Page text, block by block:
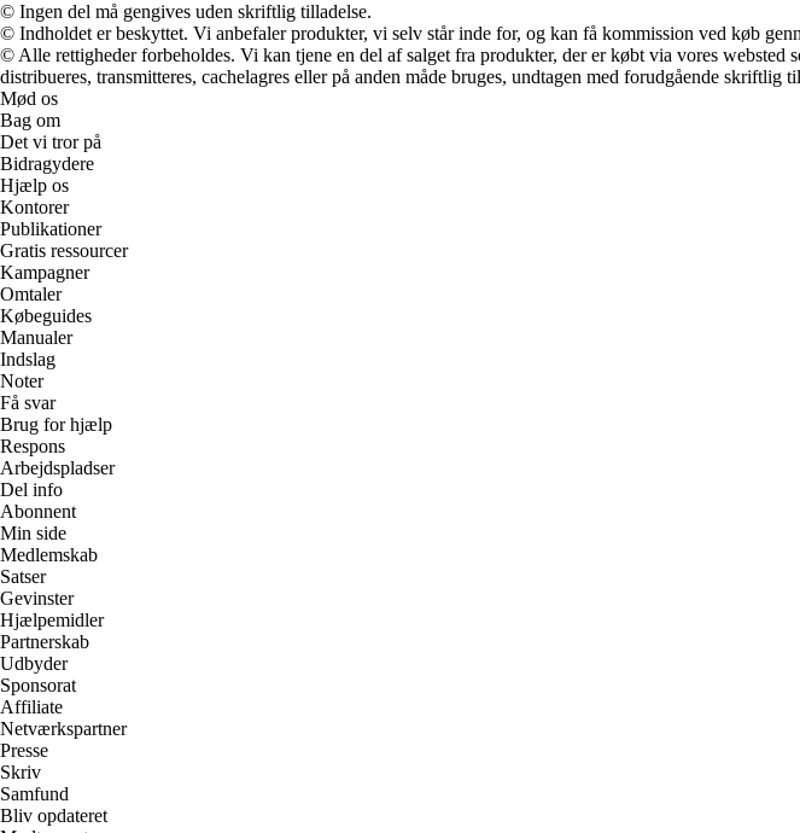
© Ingen del må gengives uden skriftlig tilladelse.
© Indholdet er beskyttet. Vi anbefaler produkter, vi selv står inde for, og kan få kommission ved køb
© Alle rettigheder forbeholdes. Vi kan tjene en del af salget fra produkter, der er købt via vores websted
distribueres, transmitteres, cachelagres eller på anden måde bruges, undtagen med forudgående skriftlig
Mød os
Bag om
Det vi tror på
Bidragydere
Hjælp os
Kontorer
Publikationer
Gratis ressourcer
Kampagner
Omtaler
Købeguides
Manualer
Indslag
Noter
Få svar
Brug for hjælp
Respons
Arbejdspladser
Del info
Abonnent
Min side
Medlemskab
Satser
Gevinster
Hjælpemidler
Partnerskab
Udbyder
Sponsorat
Affiliate
Netværkspartner
Presse
Skriv
Samfund
Bliv opdateret